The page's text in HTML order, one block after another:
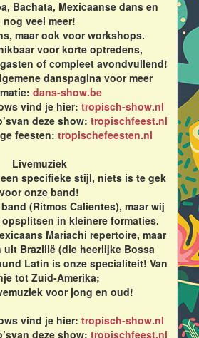
Bachata, Mexicaanse dans en
nog veel meer!
maar ook voor workshops.
voor korte optredens,
of compleet avondvullend!
danspagina voor meer
dans-show.be
vind je hier: tropisch-show.nl
deze show: tropischfeest.nl
feesten: tropischefeesten.nl
Livemuziek
specifieke stijl, niets is te gek
voor onze band!
(Ritmos Calientes), maar wij
in kleinere formaties.
Mariachi repertoire, maar
uit Brazilië (die heerlijke Bossa
Latin is onze specialiteit! Van
tot Zuid-Amerika;
voor jong en oud!
vind je hier: tropisch-show.nl
deze show: tropischfeest.nl